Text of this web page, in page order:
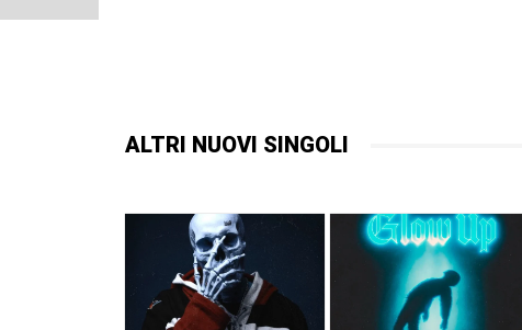
ALTRI NUOVI SINGOLI